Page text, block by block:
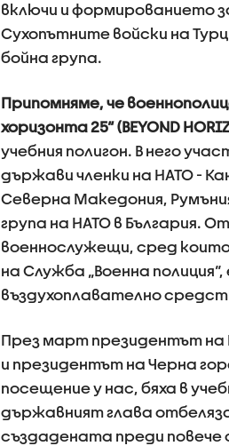
включи и формированието
Сухопътните войски на
бойна група.
Припомняме, че
хоризонта 25“ (BEYOND
учебния полигон. В него
държави членки на НАТО -
Северна Македония,
група на НАТО в България.
военнослужещи, сред
на Служба „Военна
въздухоплавателно
През март президентът на
и президентът на Черна
посещение у нас, бяха в
държавният глава
създадената преди повече